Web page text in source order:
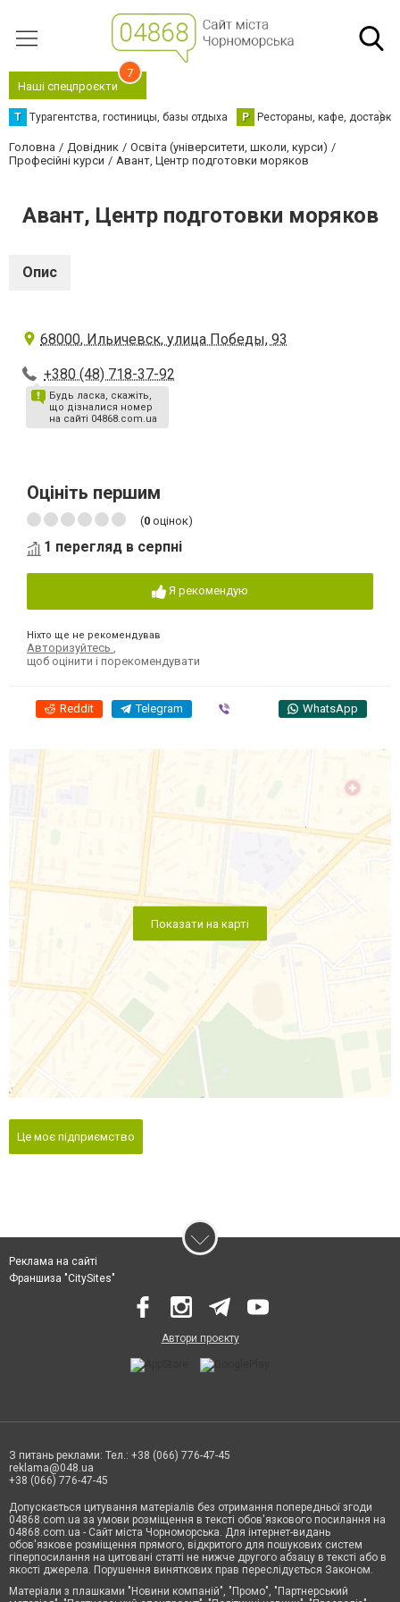
Наші спецпроєкти
7
Т Турагентства, гостиницы, базы отдыха Р Рестораны, кафе,
Головна Довідник
Освіта (університети, школи, курси)
Професійні курси
Авант, Центр подготовки моряков
Авант, Центр подготовки моряков
Опис
68000, Ильичевск, улица Победы, 93
+380 (48) 718-37-92
Будь ласка, скажіть,
що дізналися номер
на сайті 04868.com.ua
Оцініть першим
(0 оцінок)
1 перегляд в серпні
Я рекомендую
Ніхто ще не рекомендував
Авторизуйтесь
щоб оцінити і порекомендувати
Reddit Telegram WhatsApp
Показати на карті
Це моє підприємство
Реклама на сайті
Франшиза "CitySites"
Автори проєкту
З питань реклами: Тел.: +38 (066) 776-47-45
reklama@048.ua
+38 (066) 776-47-45
Допускається цитування матеріалів без отримання попередньої згоди
04868.com.ua за умови розміщення в тексті обов'язкового посилання на
04868.com.ua - Сайт міста Чорноморська. Для інтернет-видань
обов'язкове розміщення прямого, відкритого для пошукових систем
гіперпосилання на цитовані статті не нижче другого абзацу в тексті або в
якості джерела. Порушення виняткових прав переслідується Законом.
Матеріали з плашками "Новини компаній", "Промо", "Партнерський